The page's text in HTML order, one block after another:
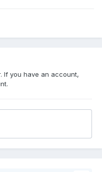
If you have an account,